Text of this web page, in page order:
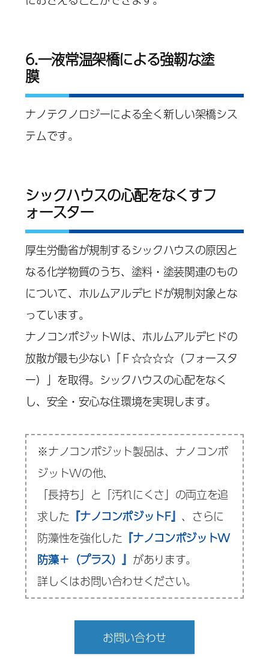
6.一液常温架橋による強靭な塗
膜
ナノテクノロジーによる全く新しい架橋シス
テムです。
シックハウスの心配をなくすフ
ォースター
厚生労働省が規制するシックハウスの原因と
なる化学物質のうち、塗料・塗装関連のもの
について、ホルムアルデヒドが規制対象とな
っています。
ナノコンポジットＷは、ホルムアルデヒドの
放散が最も少ない「Ｆ☆☆☆☆（フォースタ
ー）」を取得。シックハウスの心配をなく
し、安全・安心な住環境を実現します。
※ナノコンポジット製品は、ナノコンポ
ジットWの他、
「長持ち」と「汚れにくさ」の両立を追
求した 『ナノコンポジットF』 、さらに
防藻性を強化した 『ナノコンポジットW
防藻＋（プラス）』 があります。
詳しくはお問い合わせください。
お問い合わせ